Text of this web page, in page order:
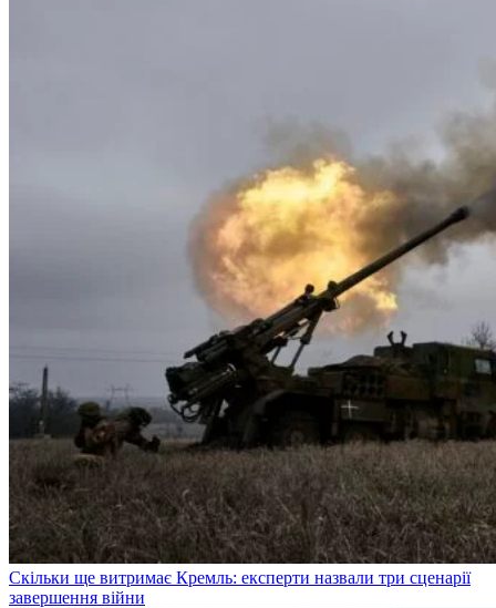
Скільки ще витримає Кремль: експерти назвали три сценарії
завершення війни